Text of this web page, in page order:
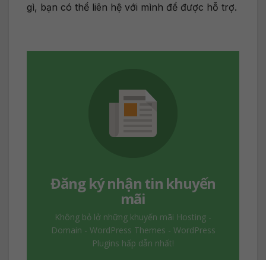
gì, bạn có thể liên hệ với mình để được hỗ trợ.
Đăng ký nhận tin khuyến
mãi
Không bỏ lở những khuyến mãi Hosting -
Domain - WordPress Themes - WordPress
Plugins hấp dẫn nhất!